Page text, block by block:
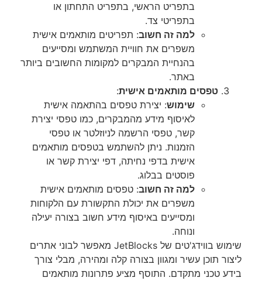
בתפריט הראשי, בתפריט התחתון או
בתפריטי צד.
למה זה חשוב: תפריטים מותאמים אישית
משפרים את חוויית המשתמש ומסייעים
בהנחיית המבקרים למקומות החשובים ביותר
באתר.
טפסים מותאמים אישית:
שימוש: יצירת טפסים בהתאמה אישית
לאיסוף מידע מהמבקרים, כמו טפסי יצירת
קשר, טפסי הרשמה לניוזלטר או טפסי
הזמנות. ניתן להשתמש בטפסים מותאמים
אישית בדפי נחיתה, דפי יצירת קשר או
פוסטים בבלוג.
למה זה חשוב: טפסים מותאמים אישית
משפרים את יכולת התקשורת עם הלקוחות
ומסייעים באיסוף מידע חשוב בצורה יעילה
ונוחה.
שימוש בווידג'טים של JetBlocks מאפשר לבוני אתרים
ליצור תוכן עשיר ומגוון בצורה קלה ומהירה, מבלי צורך
בידע טכני מתקדם. התוסף מציע פתרונות מותאמים